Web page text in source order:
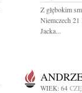
Z głębokim
Niemczech
Jacka...
WIEK: 64